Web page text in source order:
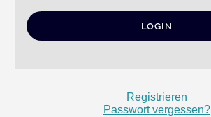
Registrieren
Passwort vergessen?